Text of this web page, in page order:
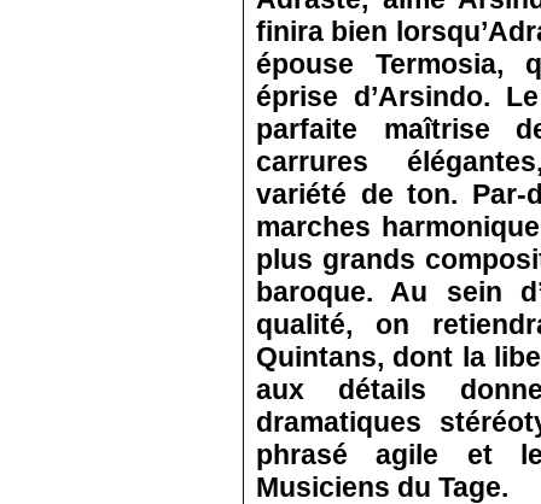
finira bien
épouse Termosia,
éprise d’Arsindo.
parfaite maîtrise
carrures
variété de ton. Par-
marches
plus grands
baroque. Au sein
qualité, on
Quintans, dont la
aux détails
dramatiques
phrasé agile et
Musiciens du Tage.